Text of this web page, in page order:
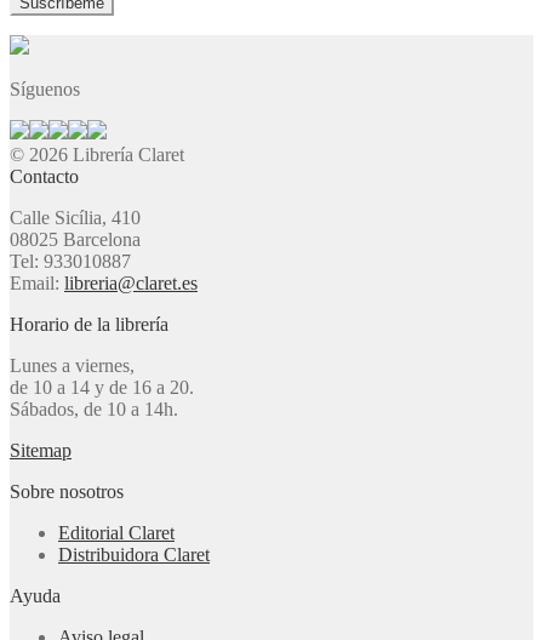
Síguenos
© 2026 Librería Claret
Contacto
Calle Sicília, 410
08025 Barcelona
Tel: 933010887
Email: libreria@claret.es
Horario de la librería
Lunes a viernes,
de 10 a 14 y de 16 a 20.
Sábados, de 10 a 14h.
Sitemap
Sobre nosotros
Editorial Claret
Distribuidora Claret
Ayuda